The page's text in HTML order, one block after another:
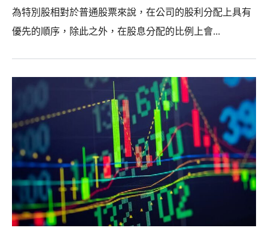
為特別股相對於普通股票來說，在公司的股利分配上具有
優先的順序，除此之外，在股息分配的比例上會...